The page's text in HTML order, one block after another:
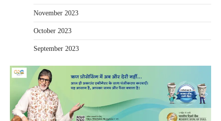
November 2023
October 2023
September 2023